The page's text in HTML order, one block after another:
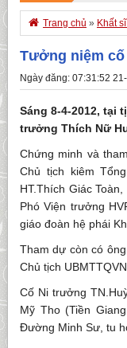
 Trang chủ » Khất
Tưởng niệm
Ngày đăng: 07:31:52
Sáng 8-4-2012, tại
trưởng Thích Nữ
Chứng minh và
Chủ tịch kiêm
HT.Thích Giác
Phó Viện trưởng
giáo đoàn hệ phái
Tham dự còn có
Chủ tịch
Cố Ni trưởng
Mỹ Tho (Tiền
Đường Minh Sư, tu